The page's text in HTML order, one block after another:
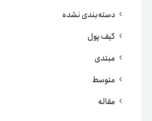
دسته‌بندی نشده
کیف پول
مبتدی
متوسط
مقاله